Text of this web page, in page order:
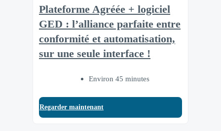
Plateforme Agréée + logiciel
GED : l’alliance parfaite entre
conformité et automatisation,
sur une seule interface !
Environ 45 minutes
Regarder maintenant